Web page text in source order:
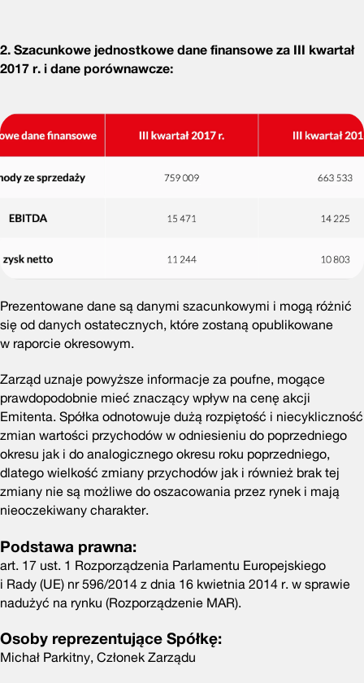
2. Szacunkowe jednostkowe dane finansowe za III kwartał
2017 r. i dane porównawcze:
Prezentowane dane są danymi szacunkowymi i mogą różnić
się od danych ostatecznych, które zostaną opublikowane
w raporcie okresowym.
Zarząd uznaje powyższe informacje za poufne, mogące
prawdopodobnie mieć znaczący wpływ na cenę akcji
Emitenta. Spółka odnotowuje dużą rozpiętość i niecykliczność
zmian wartości przychodów w odniesieniu do poprzedniego
okresu jak i do analogicznego okresu roku poprzedniego,
dlatego wielkość zmiany przychodów jak i również brak tej
zmiany nie są możliwe do oszacowania przez rynek i mają
nieoczekiwany charakter.
Podstawa prawna:
art. 17 ust. 1 Rozporządzenia Parlamentu Europejskiego
i Rady (UE) nr 596/2014 z dnia 16 kwietnia 2014 r. w sprawie
nadużyć na rynku (Rozporządzenie MAR).
Osoby reprezentujące Spółkę:
Michał Parkitny, Członek Zarządu